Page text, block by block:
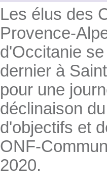
Les élus des
Provence-
d'Occitanie
dernier à
pour une
déclinaison
d'objectifs et
ONF-
2020.